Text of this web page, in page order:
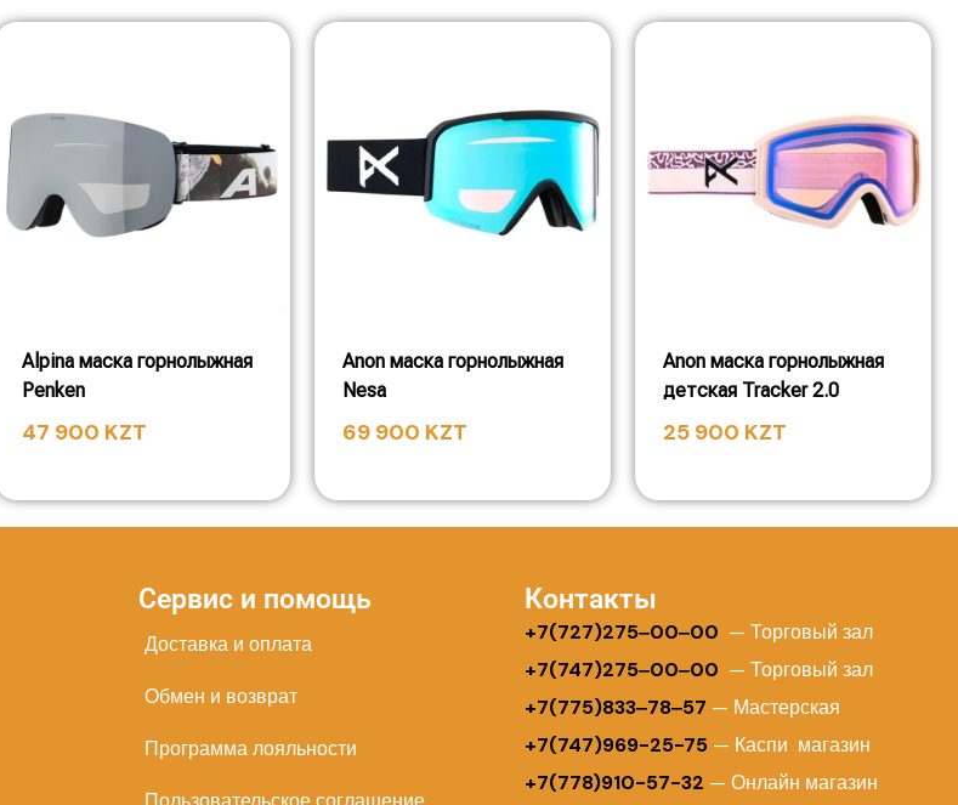
Alpina маска горнолыжная
Penken
47 900 KZT
Anon маска горнолыжная
Nesa
69 900 KZT
Anon маска горнолыжная
детская Tracker 2.0
25 900 KZT
Сервис и помощь
Доставка и оплата
Обмен и возврат
Программа лояльности
Контакты
+7(727)275‒00‒00 — Торговый зал
+7(747)275‒00‒00 — Торговый зал
+7(775)833‒78‒57 — Мастерская
+7(747)969-25-75— Каспи магазин
+7(778)910-57-32 — Онлайн магазин